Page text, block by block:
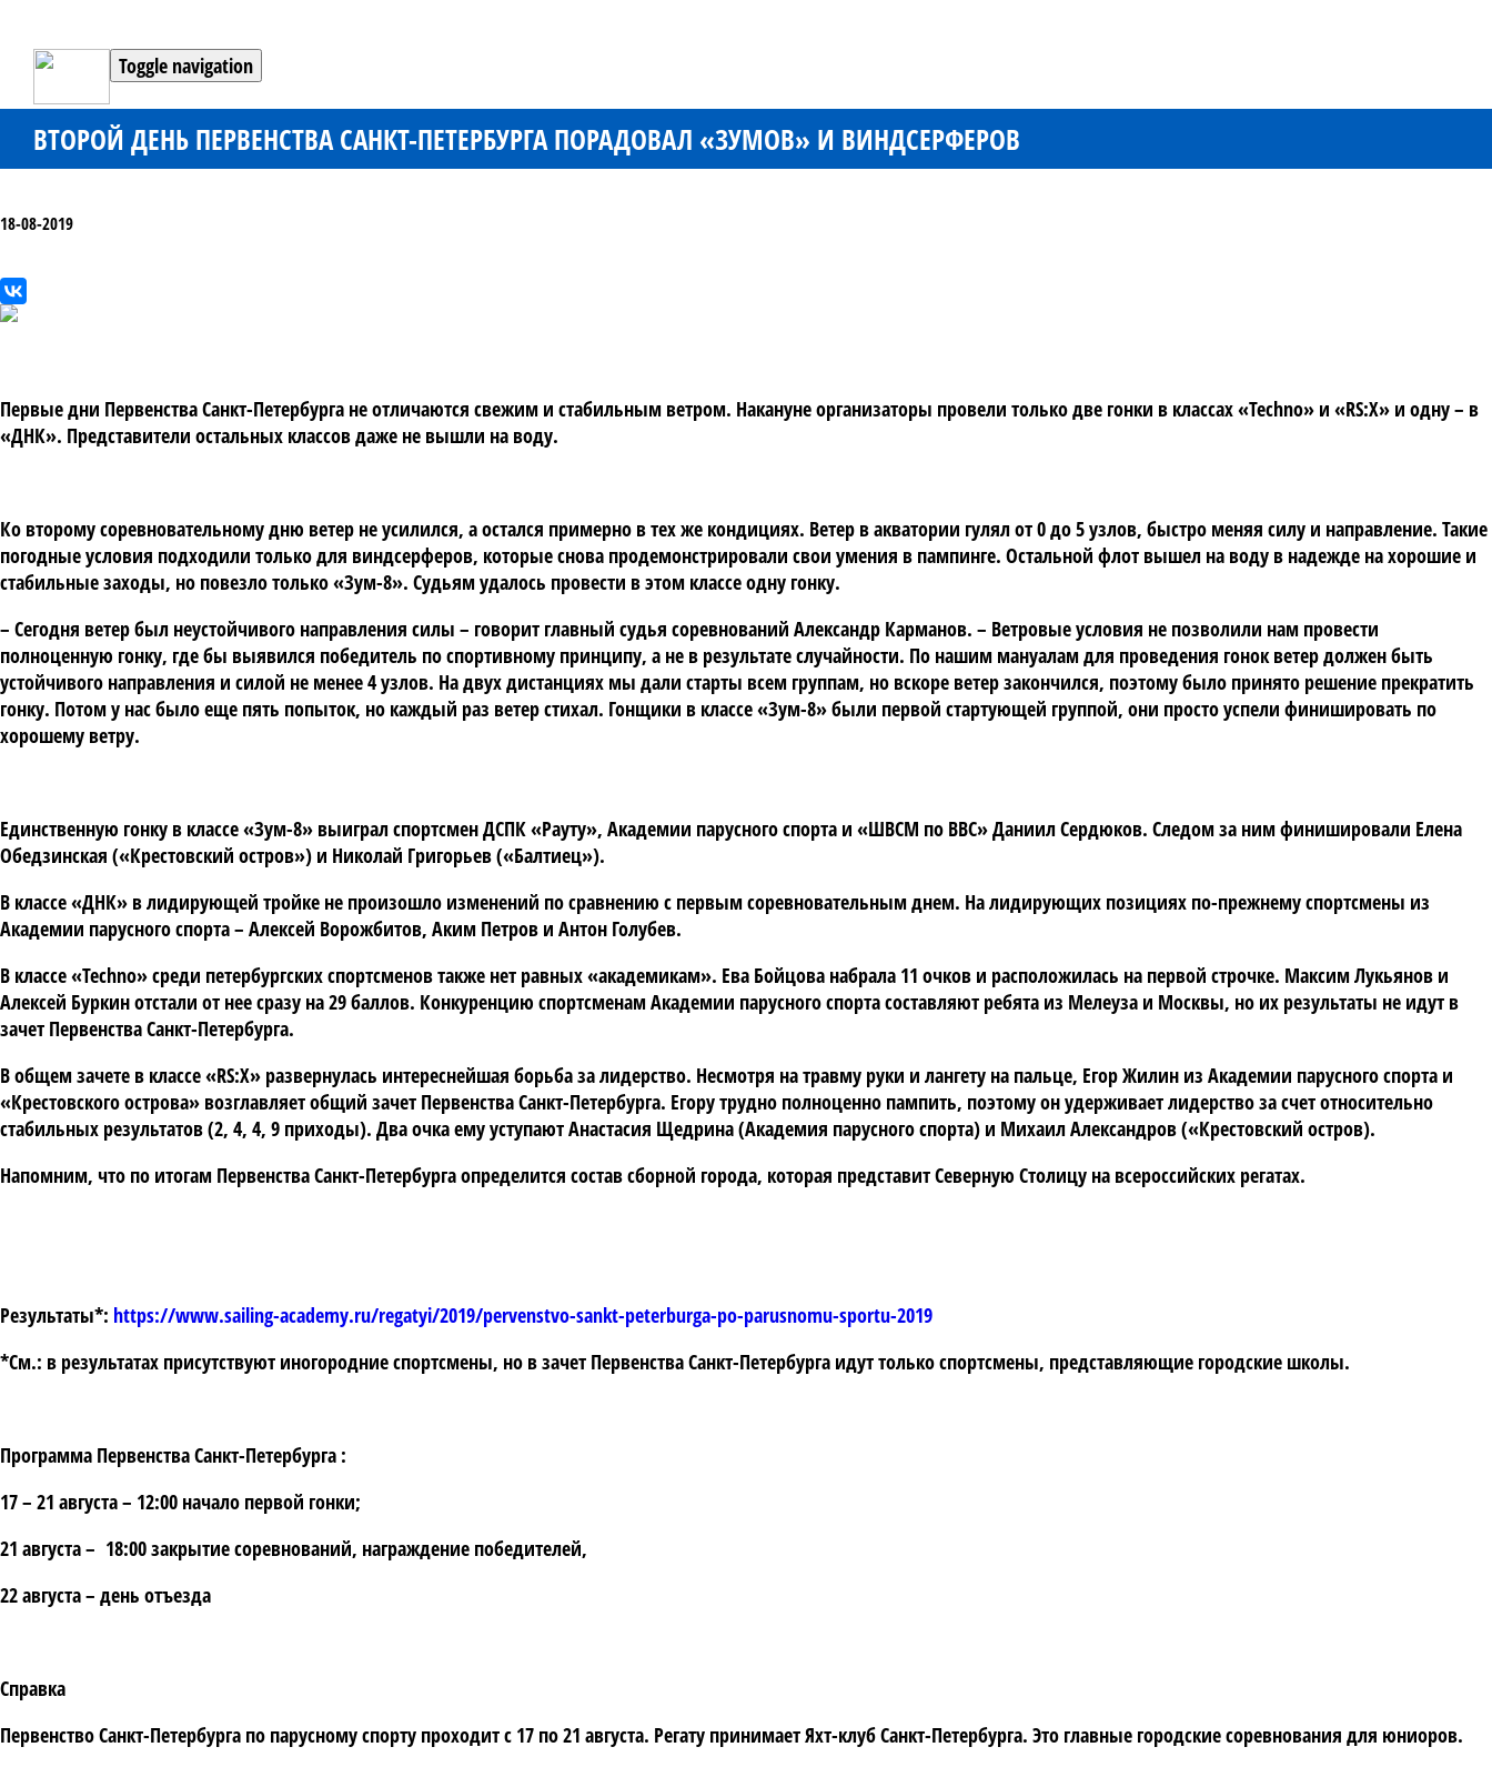
Toggle navigation
ВТОРОЙ ДЕНЬ ПЕРВЕНСТВА САНКТ-ПЕТЕРБУРГА ПОРАДОВАЛ «ЗУМОВ» И ВИНДСЕРФЕРОВ
18-08-2019
Первые дни Первенства Санкт-Петербурга не отличаются свежим и стабильным ветром. Накануне организаторы провели только две гонки в классах «Techno» и «RS:X» и одну – в
«ДНК». Представители остальных классов даже не вышли на воду.
Ко второму соревновательному дню ветер не усилился, а остался примерно в тех же кондициях. Ветер в акватории гулял от 0 до 5 узлов, быстро меняя силу и направление. Такие
погодные условия подходили только для виндсерферов, которые снова продемонстрировали свои умения в пампинге. Остальной флот вышел на воду в надежде на хорошие и
стабильные заходы, но повезло только «Зум-8». Судьям удалось провести в этом классе одну гонку.
– Сегодня ветер был неустойчивого направления силы – говорит главный судья соревнований Александр Карманов. – Ветровые условия не позволили нам провести
полноценную гонку, где бы выявился победитель по спортивному принципу, а не в результате случайности. По нашим мануалам для проведения гонок ветер должен быть
устойчивого направления и силой не менее 4 узлов. На двух дистанциях мы дали старты всем группам, но вскоре ветер закончился, поэтому было принято решение прекратить
гонку. Потом у нас было еще пять попыток, но каждый раз ветер стихал. Гонщики в классе «Зум-8» были первой стартующей группой, они просто успели финишировать по
хорошему ветру.
Единственную гонку в классе «Зум-8» выиграл спортсмен ДСПК «Рауту», Академии парусного спорта и «ШВСМ по ВВС» Даниил Сердюков. Следом за ним финишировали Елена
Обедзинская («Крестовский остров») и Николай Григорьев («Балтиец»).
В классе «ДНК» в лидирующей тройке не произошло изменений по сравнению с первым соревновательным днем. На лидирующих позициях по-прежнему спортсмены из
Академии парусного спорта – Алексей Ворожбитов, Аким Петров и Антон Голубев.
В классе «Techno» среди петербургских спортсменов также нет равных «академикам». Ева Бойцова набрала 11 очков и расположилась на первой строчке. Максим Лукьянов и
Алексей Буркин отстали от нее сразу на 29 баллов. Конкуренцию спортсменам Академии парусного спорта составляют ребята из Мелеуза и Москвы, но их результаты не идут в
зачет Первенства Санкт-Петербурга.
В общем зачете в классе «RS:X» развернулась интереснейшая борьба за лидерство. Несмотря на травму руки и лангету на пальце, Егор Жилин из Академии парусного спорта и
«Крестовского острова» возглавляет общий зачет Первенства Санкт-Петербурга. Егору трудно полноценно пампить, поэтому он удерживает лидерство за счет относительно
стабильных результатов (2, 4, 4, 9 приходы). Два очка ему уступают Анастасия Щедрина (Академия парусного спорта) и Михаил Александров («Крестовский остров).
Напомним, что по итогам Первенства Санкт-Петербурга определится состав сборной города, которая представит Северную Столицу на всероссийских регатах.
Результаты*: https://www.sailing-academy.ru/regatyi/2019/pervenstvo-sankt-peterburga-po-parusnomu-sportu-2019
*См.: в результатах присутствуют иногородние спортсмены, но в зачет Первенства Санкт-Петербурга идут только спортсмены, представляющие городские школы.
Программа Первенства Санкт-Петербурга :
17 – 21 августа – 12:00 начало первой гонки;
21 августа – 18:00 закрытие соревнований, награждение победителей,
22 августа – день отъезда
Справка
Первенство Санкт-Петербурга по парусному спорту проходит с 17 по 21 августа. Регату принимает Яхт-клуб Санкт-Петербурга. Это главные городские соревнования для юниоров.